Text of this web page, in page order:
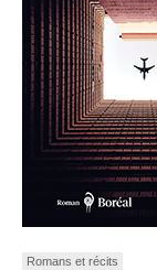
Romans et récits